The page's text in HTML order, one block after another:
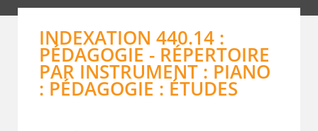
INDEXATION 440.14 :
PÉDAGOGIE - RÉPERTOIRE
PAR INSTRUMENT : PIANO
: PÉDAGOGIE : ÉTUDES